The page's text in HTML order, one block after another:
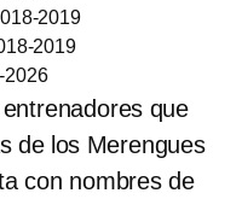
2019
2019
2026
que
de los Merengues
con nombres de